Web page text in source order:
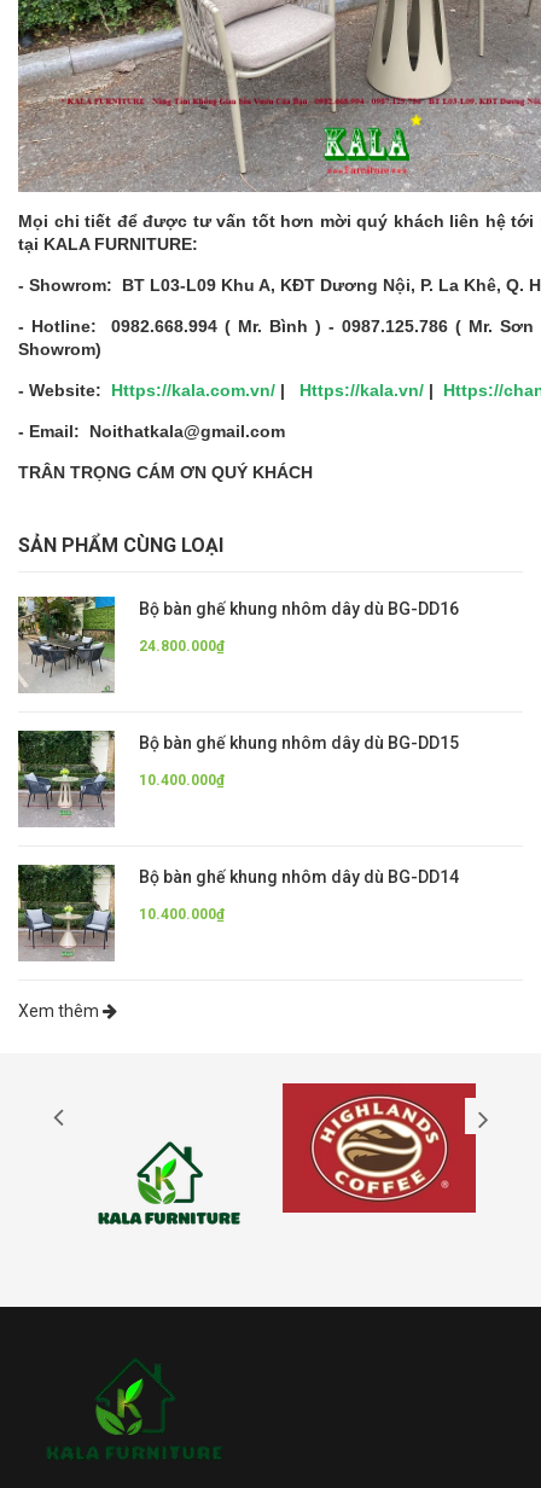
Mọi chi tiết để được tư vấn tốt hơn mời quý khách liên hệ tới
tại KALA FURNITURE:
- Showrom: BT L03-L09 Khu A, KĐT Dương Nội, P. La Khê, Q.
- Hotline: 0982.668.994 ( Mr. Bình ) - 0987.125.786 ( Mr.
Showrom)
- Website: Https://kala.com.vn/ | Https://kala.vn/ | Https://
- Email: Noithatkala@gmail.com
TRÂN TRỌNG CÁM ƠN QUÝ KHÁCH
SẢN PHẨM CÙNG LOẠI
Bộ bàn ghế khung nhôm dây dù BG-DD16
24.800.000₫
Bộ bàn ghế khung nhôm dây dù BG-DD15
10.400.000₫
Bộ bàn ghế khung nhôm dây dù BG-DD14
10.400.000₫
Xem thêm